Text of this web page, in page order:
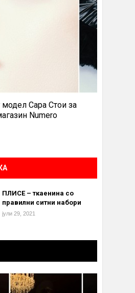
Сара Стои за
Numero
ПЛИСЕ – ткаенина со
правилни ситни набори
јули 29, 2021